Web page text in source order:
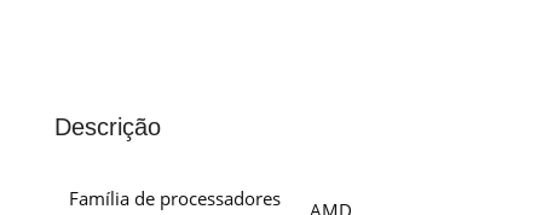
Descrição
Família de processadores
AMD